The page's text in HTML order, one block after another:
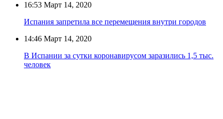
16:53 Март 14, 2020
Испания запретила все перемещения внутри городов
14:46 Март 14, 2020
В Испании за сутки коронавирусом заразились 1,5 тыс.
человек